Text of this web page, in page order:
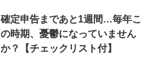
確定申告まであと1週間…毎年こ
の時期、憂鬱になっていません
か？【チェックリスト付】